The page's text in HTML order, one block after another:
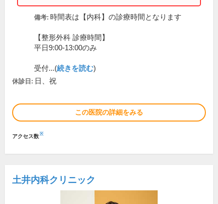
備考: 時間表は【内科】の診療時間となります
【整形外科 診療時間】
平日9:00-13:00のみ
受付...(続きを読む)
休診日: 日、祝
この医院の詳細をみる
アクセス数※
土井内科クリニック